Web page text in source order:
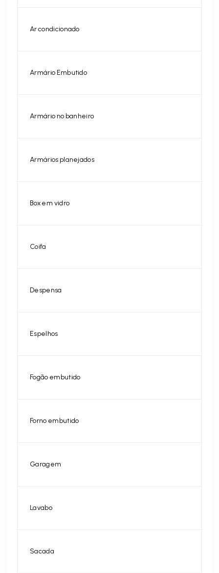
Ar condicionado
Armário Embutido
Armário no banheiro
Armários planejados
Box em vidro
Coifa
Despensa
Espelhos
Fogão embutido
Forno embutido
Garagem
Lavabo
Sacada